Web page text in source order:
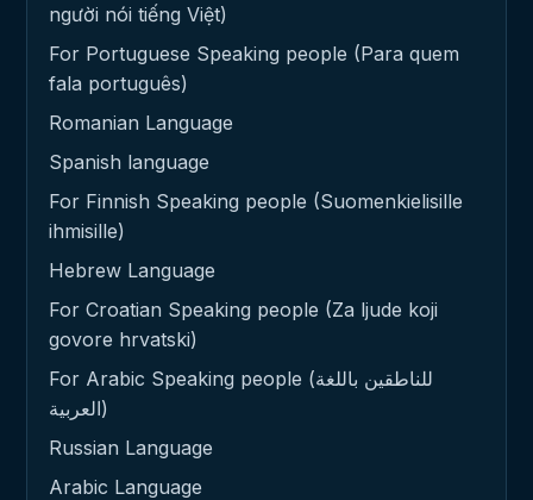
người nói tiếng Việt)
For Portuguese Speaking people (Para quem
fala português)
Romanian Language
Spanish language
For Finnish Speaking people (Suomenkielisille
ihmisille)
Hebrew Language
For Croatian Speaking people (Za ljude koji
govore hrvatski)
For Arabic Speaking people (للناطقين باللغة
العربية)
Russian Language
Arabic Language